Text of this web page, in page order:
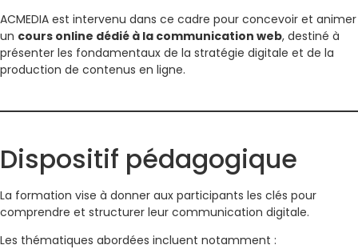
ACMEDIA est intervenu dans ce cadre pour concevoir et animer
un cours online dédié à la communication web, destiné à
présenter les fondamentaux de la stratégie digitale et de la
production de contenus en ligne.
Dispositif pédagogique
La formation vise à donner aux participants les clés pour
comprendre et structurer leur communication digitale.
Les thématiques abordées incluent notamment :